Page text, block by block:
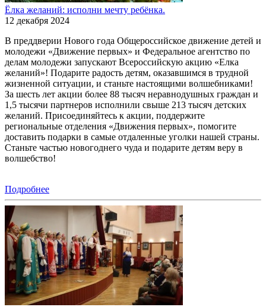
Ёлка желаний: исполни мечту ребёнка.
12 декабря 2024
В преддверии Нового года Общероссийское движение детей и
молодежи «Движение первых» и Федеральное агентство по
делам молодежи запускают Всероссийскую акцию «Елка
желаний»! Подарите радость детям, оказавшимся в трудной
жизненной ситуации, и станьте настоящими волшебниками!
За шесть лет акции более 88 тысяч неравнодушных граждан и
1,5 тысячи партнеров исполнили свыше 213 тысяч детских
желаний. Присоединяйтесь к акции, поддержите
региональные отделения «Движения первых», помогите
доставить подарки в самые отдаленные уголки нашей страны.
Станьте частью новогоднего чуда и подарите детям веру в
волшебство!
Подробнее